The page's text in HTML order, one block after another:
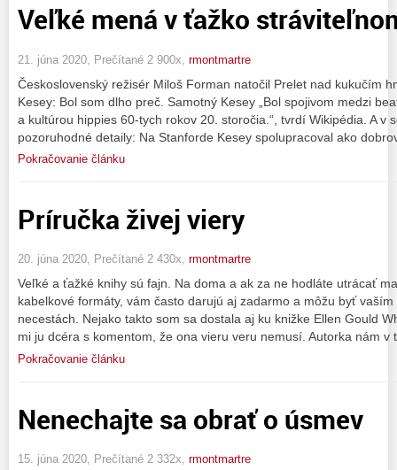
Veľké mená v ťažko
21. júna 2020, Prečítané 2 900x, rmontmartre
Československý režisér Miloš Forman natočil Prelet nad kukučím
Kesey: Bol som dlho preč. Samotný Kesey „Bol spojivom medzi
a kultúrou hippies 60-tych rokov 20. storočia.“, tvrdí Wikipédia. A v
pozoruhodné detaily: Na Stanforde Kesey spolupracoval ako
Pokračovanie článku
Príručka živej viery
20. júna 2020, Prečítané 2 430x, rmontmartre
Veľké a ťažké knihy sú fajn. Na doma a ak za ne hodláte utrácať
kabelkové formáty, vám často darujú aj zadarmo a môžu byť
necestách. Nejako takto som sa dostala aj ku knižke Ellen Gould
mi ju dcéra s komentom, že ona vieru veru nemusí. Autorka nám
Pokračovanie článku
Nenechajte sa obrať o úsmev
15. júna 2020, Prečítané 2 332x, rmontmartre